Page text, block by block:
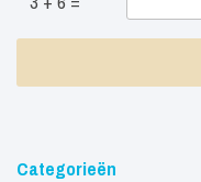
Categorieën